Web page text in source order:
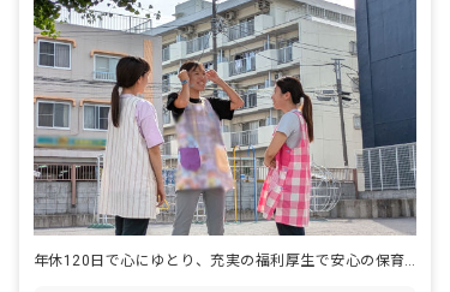
年休120日で心にゆとり、充実の福利厚生で安心の保育キャリア